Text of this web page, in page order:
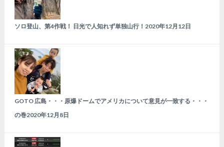
ソロ登山、第4作戦！ 日光で人知れず単独山行！ 2020年12月12日
GOTO 広島・・・原爆ドームでアメリカについて意見が一致する・・・
の巻2020年12月8日